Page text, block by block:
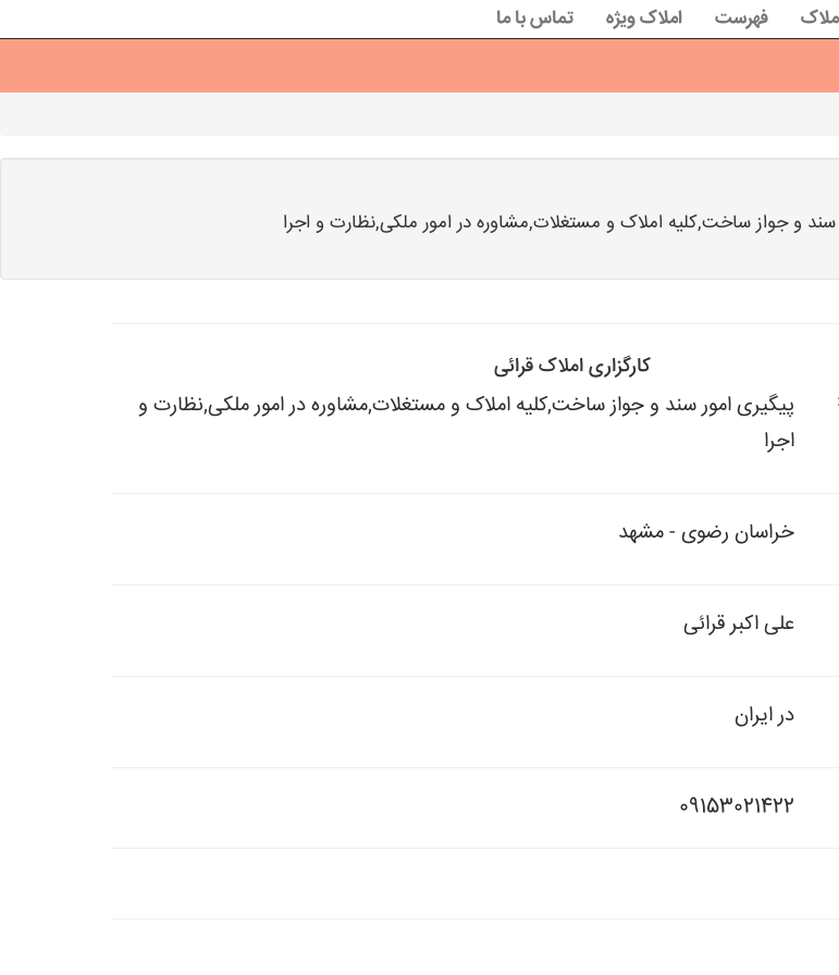
فهرست املاک ویژه
تماس با ما
و جواز ساخت,کلیه املاک و مستغلات,مشاوره در امور ملکی,نظارت و اجرا
کارگزاری املاک قرائی
پیگیری امور سند و جواز ساخت,کلیه املاک و مستغلات,مشاوره در امور ملکی,نظارت و
اجرا
خراسان رضوی - مشهد
علی اکبر قرائی
در ایران
09153021422